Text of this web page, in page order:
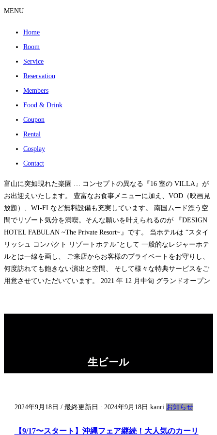
MENU
Home
Room
Service
Reservation
Members
Food & Drink
Coupon
Rental
Cosplay
Contact
富山に突如現れた楽園 … コンセプトの異なる『16 室の VILLA』が
お出迎えいたします。 豊富なお食事メニューに加え、VOD（映画見
放題）、WI-FI など無料設備も充実しています。 南国ムード漂う空
間でリゾート気分を満喫。そんな願いを叶えられるのが 『DESIGN
HOTEL FABULAN ~The Private Resort~』です。 当ホテルは “スタイ
リッシュ コンパクト リゾートホテル”として 一般的なレジャーホテ
ルとは一線を画し、 ご来店からお客様のプライベートをお守りし、
何度訪れても飽きない演出と空間、 そして様々な特典サービスをご
用意させていただいています。 2021 年 12 月中旬 グランドオープン
生ビール
2024年9月18日 / 最終更新日 : 2024年9月18日 kanri お知らせ
【9/17〜スタート】沖縄フェア継続！大人気のカーリ